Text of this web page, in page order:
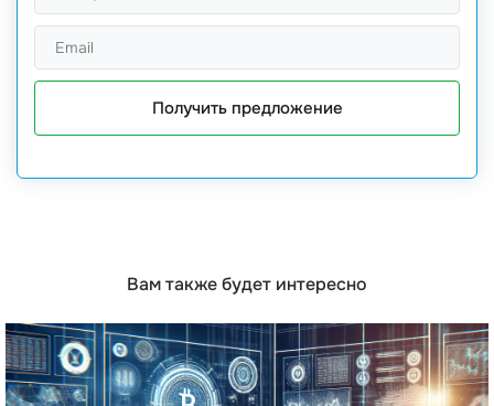
Получить предложение
Вам также будет интересно